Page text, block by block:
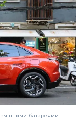
змінними батареями